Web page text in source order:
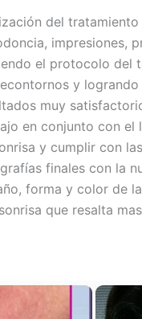
del
impresiones,
el protocolo del
y
muy
en conjunto con el
y cumplir con
finales con la
forma y color de
que resalta